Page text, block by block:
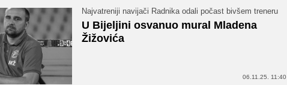
Najvatreniji navijači Radnika odali počast bivšem treneru
U Bijeljini osvanuo mural Mladena
Žižovića
06.11.25. 11:40